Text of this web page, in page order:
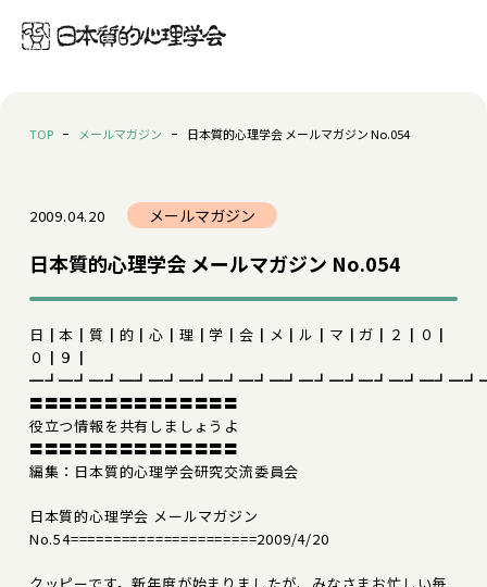
TOP メールマガジン 日本質的心理学会 メールマガジン No.054
2009.04.20 メールマガジン
日本質的心理学会 メールマガジン No.054
日┃本┃質┃的┃心┃理┃学┃会┃メ┃ル┃マ┃ガ┃２┃０┃
０┃９┃
〓〓〓〓〓〓〓〓〓〓〓〓〓〓
役立つ情報を共有しましょうよ
〓〓〓〓〓〓〓〓〓〓〓〓〓〓
編集：日本質的心理学会研究交流委員会
日本質的心理学会 メールマガジン
No.54======================2009/4/20
クッピーです。新年度が始まりましたが、みなさまお忙しい毎